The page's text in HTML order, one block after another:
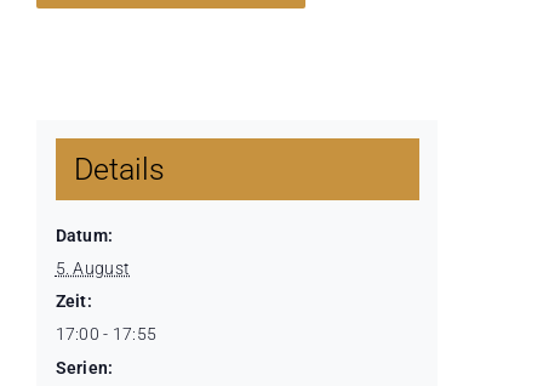
Details
Datum:
5. August
Zeit:
17:00 - 17:55
Serien: